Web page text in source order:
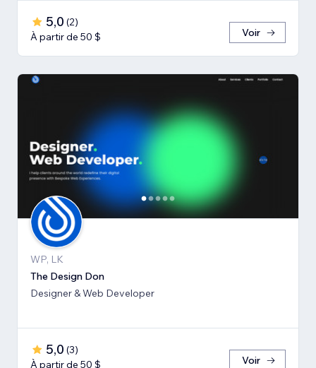
5,0 (2)
À partir de 50 $
Voir
WP, LK
The Design Don
Designer & Web Developer
5,0 (3)
À partir de 50 $
Voir